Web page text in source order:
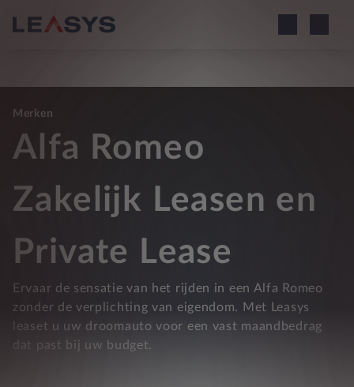
Merken
Alfa Romeo
Zakelijk Leasen en
Private Lease
Ervaar de sensatie van het rijden in een Alfa Romeo
zonder de verplichting van eigendom. Met Leasys
leaset u uw droomauto voor een vast maandbedrag
dat past bij uw budget.